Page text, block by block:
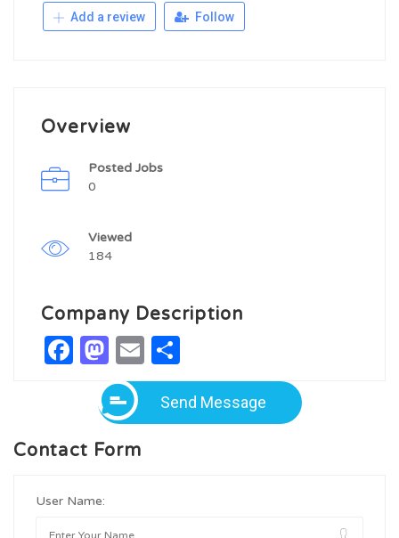
Add a review Follow
Overview
Posted Jobs
0
Viewed
184
Company Description
Facebook
Mastodon
Email
Send Message
Contact Form
User Name: